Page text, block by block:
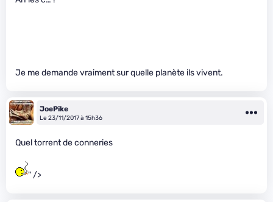
Je me demande vraiment sur quelle planète ils vivent.
JoePike
Le 23/11/2017 à 15h36
Quel torrent de conneries
" />